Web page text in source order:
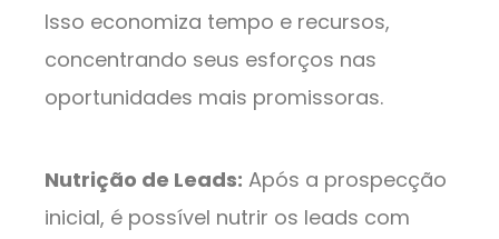
Isso economiza tempo e recursos,
concentrando seus esforços nas
oportunidades mais promissoras.
Nutrição de Leads: Após a prospecção
inicial, é possível nutrir os leads com